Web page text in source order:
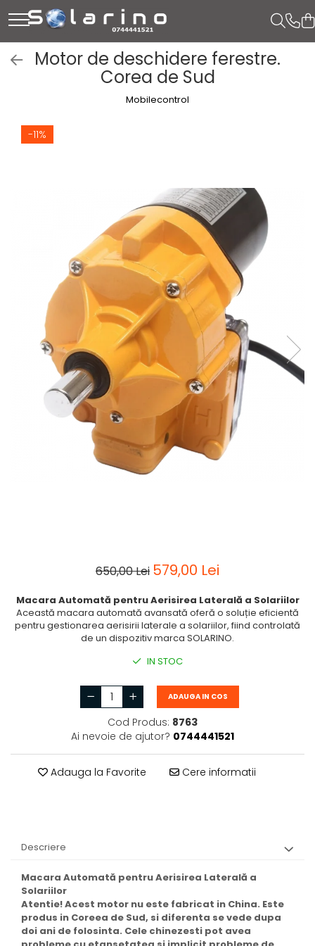
Motor de deschidere ferestre.
Corea de Sud
Mobilecontrol
-11%
650,00 Lei 579,00 Lei
Macara Automată pentru Aerisirea Laterală a Solariilor
Această macara automată avansată oferă o soluție eficientă
pentru gestionarea aerisirii laterale a solariilor, fiind controlată
de un dispozitiv marca SOLARINO.
IN STOC
ADAUGA IN COS
Cod Produs: 8763
Ai nevoie de ajutor? 0744441521
Adauga la Favorite Cere informatii
Descriere
Macara Automată pentru Aerisirea Laterală a
Solariilor
Atentie! Acest motor nu este fabricat in China. Este
produs in Coreea de Sud, si diferenta se vede dupa
doi ani de folosinta. Cele chinezesti pot avea